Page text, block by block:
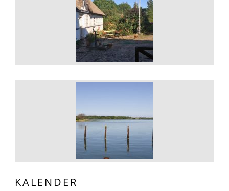
KALENDER